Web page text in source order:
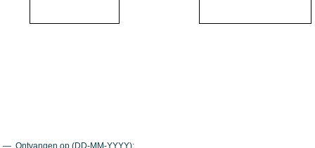
— Ontvangen op (DD-MM-YYYY):